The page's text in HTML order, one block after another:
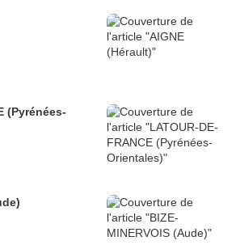
(Pyrénées-